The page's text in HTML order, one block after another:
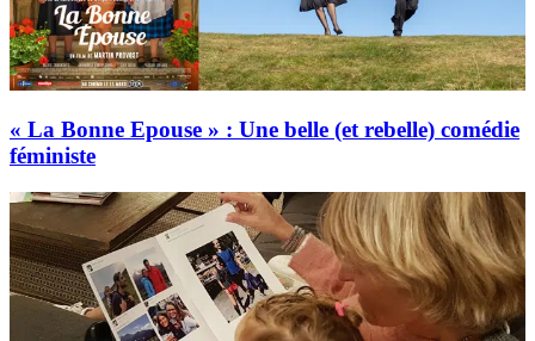
« La Bonne Epouse » : Une belle (et rebelle) comédie
féministe